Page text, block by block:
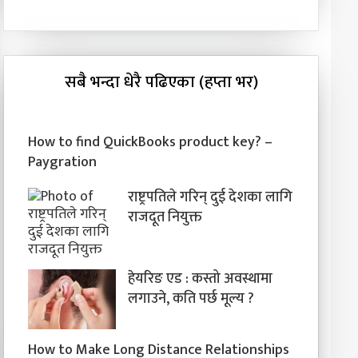
सबै भन्दा धेरै पढिएका (हप्ता भर)
How to find QuickBooks product key? –
Paygration
राष्ट्रपतिले गरिन् दुई देशका लागि
राजदूत नियुक्त
हेयरिङ एड : कस्तो अवस्थामा
लगाउने, कति पर्छ मूल्य ?
How to Make Long Distance Relationships